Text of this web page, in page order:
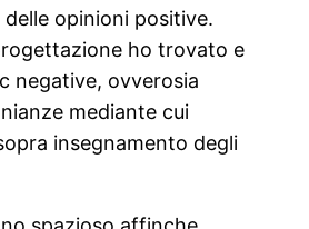
opinioni positive.
ho trovato e
negative, ovverosia
mediante cui
insegnamento degli